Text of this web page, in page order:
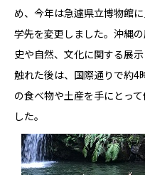
め、今年は急遽県立博物館
学先を変更しました。沖縄
史や自然、文化に関する展
触れた後は、国際通りで約4
の食べ物や土産を手にとっ
した。